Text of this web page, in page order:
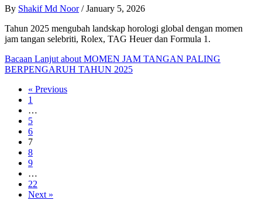
By Shakif Md Noor / January 5, 2026
Tahun 2025 mengubah landskap horologi global dengan momen
jam tangan selebriti, Rolex, TAG Heuer dan Formula 1.
Bacaan Lanjut about MOMEN JAM TANGAN PALING
BERPENGARUH TAHUN 2025
« Previous
1
…
5
6
7
8
9
…
22
Next »